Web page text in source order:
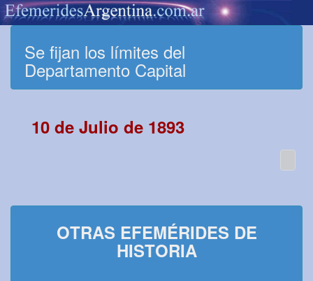
Se fijan los límites del
Departamento Capital
10 de Julio de 1893
OTRAS EFEMÉRIDES DE
HISTORIA